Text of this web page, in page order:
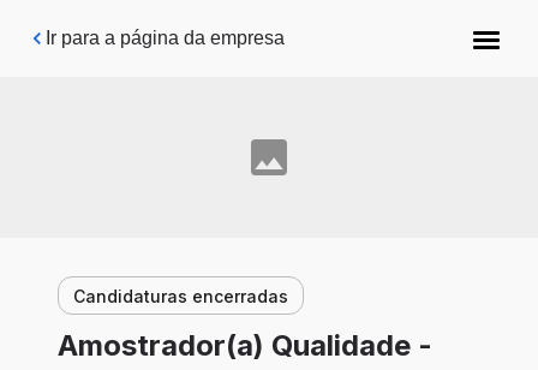
Pular para o conteúdo principal
Ir para a página da empresa
Candidaturas encerradas
Amostrador(a) Qualidade -